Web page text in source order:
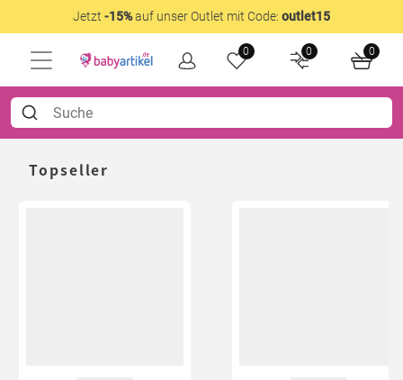
Jetzt -15%auf unser Outlet mit Code: outlet15
0 0 0
Topseller